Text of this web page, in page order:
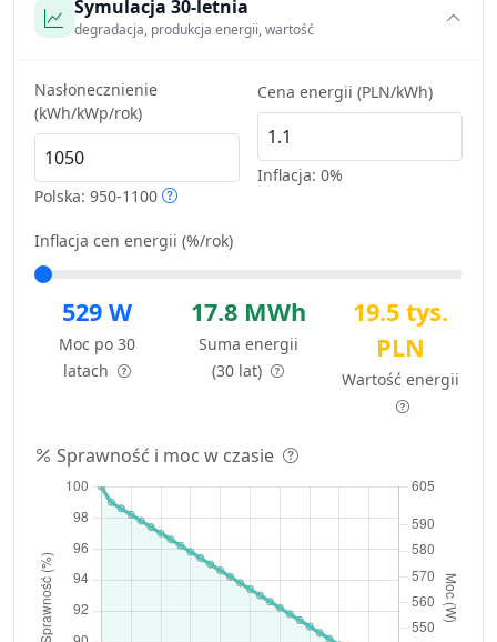
Symulacja 30-letnia
degradacja, produkcja energii, wartość
Nasłonecznienie
(kWh/kWp/rok)
Polska: 950-1100
Cena energii (PLN/kWh)
Inflacja: 0%
Inflacja cen energii (%/rok)
529 W
Moc po 30
latach
17.8 MWh
Suma energii
(30 lat)
19.5 tys.
PLN
Wartość energii
Sprawność i moc w czasie